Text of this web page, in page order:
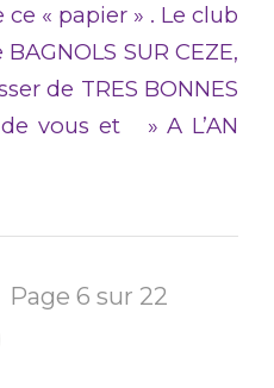
« papier » . Le club
SUR CEZE,
de TRES BONNES
vous et » A L’AN
Page 6 sur 22